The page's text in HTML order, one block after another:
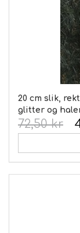
20 cm slik,
glitter og
72,50 kr